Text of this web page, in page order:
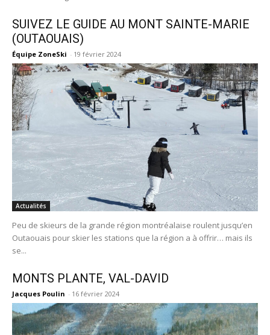
SUIVEZ LE GUIDE AU MONT SAINTE-MARIE
(OUTAOUAIS)
Équipe ZoneSki - 19 février 2024
Actualités
Peu de skieurs de la grande région montréalaise roulent jusqu’en
Outaouais pour skier les stations que la région a à offrir… mais ils
se...
MONTS PLANTE, VAL-DAVID
Jacques Poulin - 16 février 2024